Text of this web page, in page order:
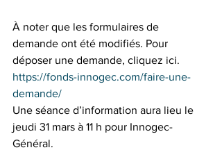
À noter que les formulaires de
demande ont été modifiés. Pour
déposer une demande, cliquez ici.
https://fonds-innogec.com/faire-une-
demande/
Une séance d’information aura lieu le
jeudi 31 mars à 11 h pour Innogec-
Général.